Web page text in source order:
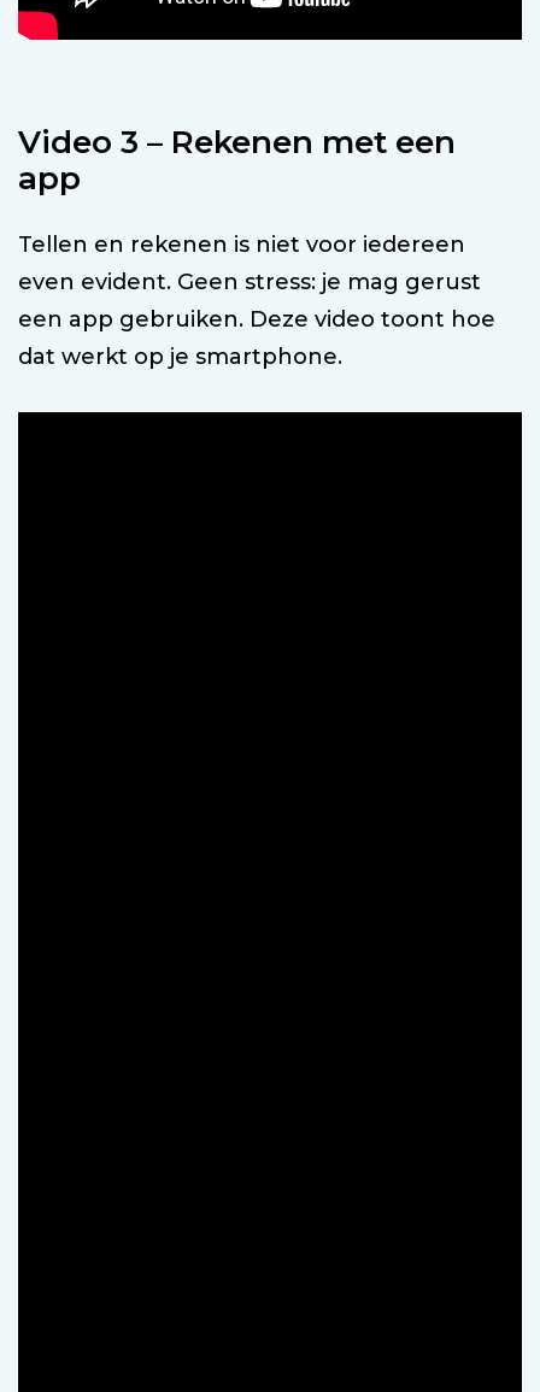
Video 3 – Rekenen met een
app
Tellen en rekenen is niet voor iedereen
even evident. Geen stress: je mag gerust
een app gebruiken. Deze video toont hoe
dat werkt op je smartphone.